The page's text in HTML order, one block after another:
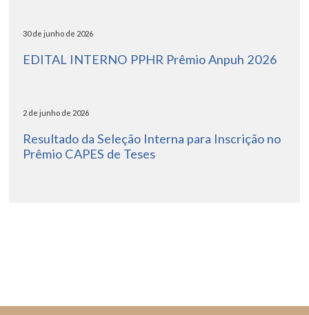
30 de junho de 2026
EDITAL INTERNO PPHR Prêmio Anpuh 2026
2 de junho de 2026
Resultado da Seleção Interna para Inscrição no
Prêmio CAPES de Teses